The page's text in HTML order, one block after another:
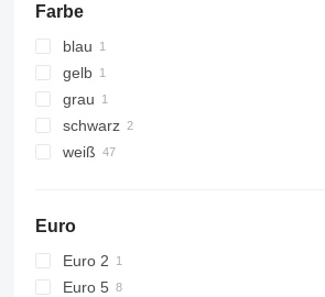
Farbe
blau
gelb
grau
schwarz
weiß
Euro
Euro 2
Euro 5